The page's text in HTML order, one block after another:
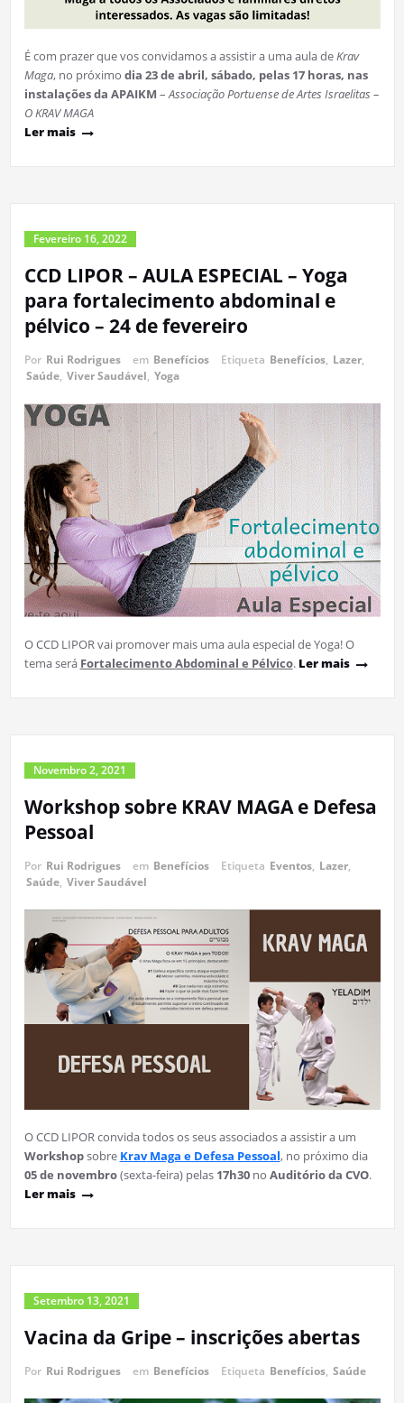
É com prazer que vos convidamos a assistir a uma aula de Krav
Maga, no próximo dia 23 de abril, sábado, pelas 17 horas, nas
instalações da APAIKM – Associação Portuense de Artes Israelitas –
O KRAV MAGA
Ler mais
Fevereiro 16, 2022
CCD LIPOR – AULA ESPECIAL – Yoga
para fortalecimento abdominal e
pélvico – 24 de fevereiro
Por Rui Rodrigues em Benefícios Etiqueta Benefícios, Lazer,
Saúde, Viver Saudável, Yoga
O CCD LIPOR vai promover mais uma aula especial de Yoga! O
tema será Fortalecimento Abdominal e Pélvico. Ler mais
Novembro 2, 2021
Workshop sobre KRAV MAGA e Defesa
Pessoal
Por Rui Rodrigues em Benefícios Etiqueta Eventos, Lazer,
Saúde, Viver Saudável
O CCD LIPOR convida todos os seus associados a assistir a um
Workshopsobre KravMaga e Defesa Pessoal, no próximo dia
05 de novembro(sexta-feira) pelas 17h30 no Auditório da CVO.
Ler mais
Setembro 13, 2021
Vacina da Gripe – inscrições abertas
Por Rui Rodrigues em Benefícios Etiqueta Benefícios, Saúde